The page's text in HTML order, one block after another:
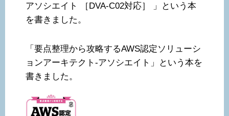
アソシエイト ［DVA-C02対応］ 」という本
を書きました。
「要点整理から攻略するAWS認定ソリューシ
ョンアーキテクト-アソシエイト」という本を
書きました。